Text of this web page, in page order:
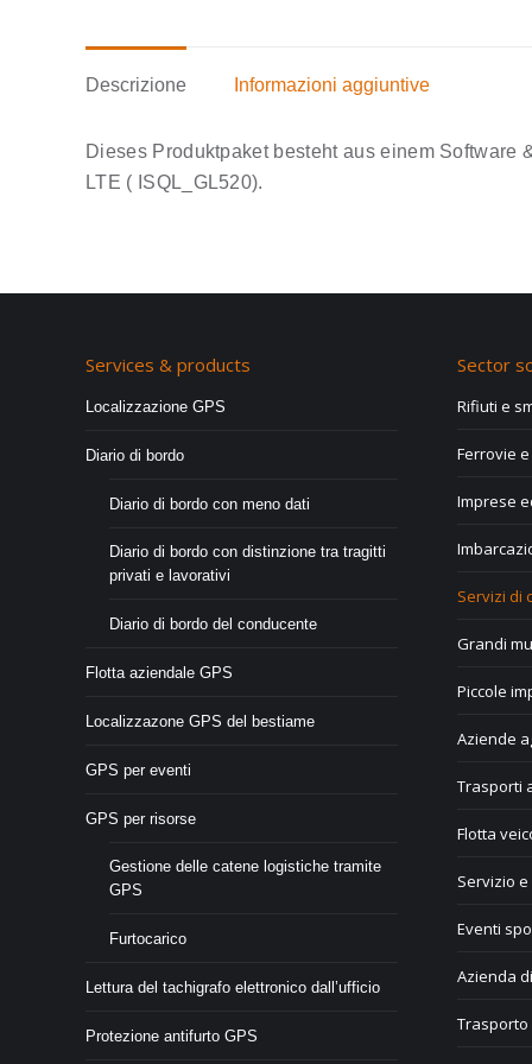
Descrizione Informazioni aggiuntive
Dieses Produktpaket besteht aus einem Software
LTE ( ISQL_GL520).
Services & products
Localizzazione GPS
Diario di bordo
Diario di bordo con meno dati
Diario di bordo con distinzione tra tragitti
privati e lavorativi
Diario di bordo del conducente
Flotta aziendale GPS
Localizzazone GPS del bestiame
GPS per eventi
GPS per risorse
Gestione delle catene logistiche tramite
GPS
Furtocarico
Lettura del tachigrafo elettronico dall’ufficio
Protezione antifurto GPS
Sector
Rifiuti e
Ferrovie
Imprese
Servizi di
Grandi
Piccole
Aziende
Trasporti
Flotta
Servizio
Eventi
Azienda
Trasporto